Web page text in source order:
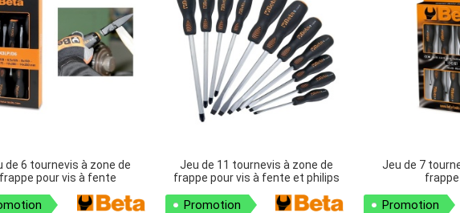
de 6 tournevis à zone de
frappe pour vis à fente
Jeu de 11 tournevis à zone de
frappe pour vis à fente et philips
Promotion
Jeu de 7
Promotion